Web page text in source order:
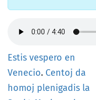
Estis vespero en
Venecio. Centoj da
homoj plenigadis la